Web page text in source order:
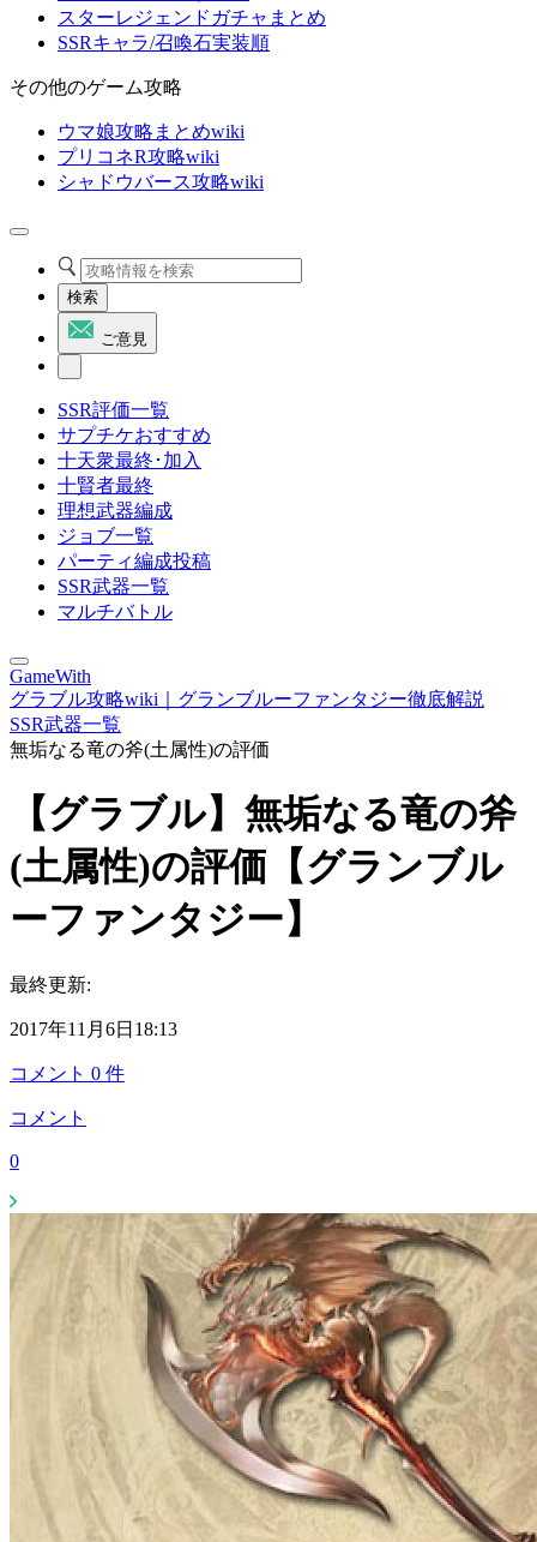
スターレジェンドガチャまとめ
SSRキャラ/召喚石実装順
その他のゲーム攻略
ウマ娘攻略まとめwiki
プリコネR攻略wiki
シャドウバース攻略wiki
検索
ご意見
SSR評価一覧
サプチケおすすめ
十天衆最終･加入
十賢者最終
理想武器編成
ジョブ一覧
パーティ編成投稿
SSR武器一覧
マルチバトル
GameWith
グラブル攻略wiki｜グランブルーファンタジー徹底解説
SSR武器一覧
無垢なる竜の斧(土属性)の評価
【グラブル】無垢なる竜の斧
(土属性)の評価【グランブル
ーファンタジー】
最終更新:
2017年11月6日18:13
コメント 0 件
コメント
0